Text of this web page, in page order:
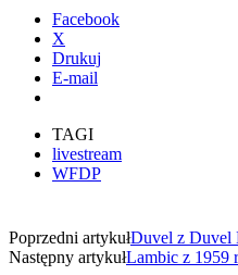
Facebook
X
Drukuj
E-mail
TAGI
livestream
WFDP
Poprzedni artykułDuvel z Duvel
Następny artykułLambic z 1959